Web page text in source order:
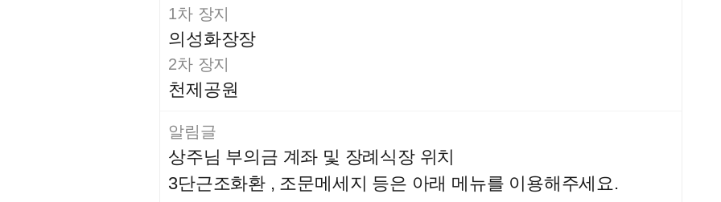
1차 장지
의성화장장
2차 장지
천제공원
알림글
상주님 부의금 계좌 및 장례식장 위치
3단근조화환 , 조문메세지 등은 아래 메뉴를 이용해주세요.